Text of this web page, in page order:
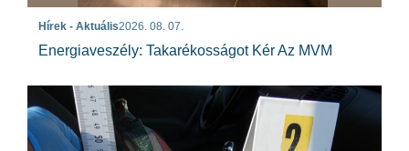
Hírek - Aktuális2026. 08. 07.
Energiaveszély: Takarékosságot Kér Az MVM